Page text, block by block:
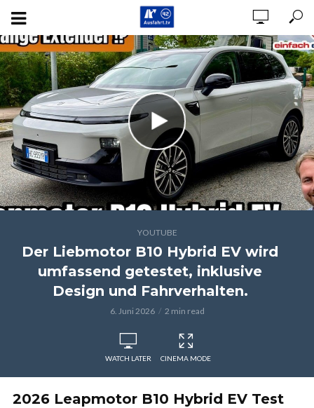
YOUTUBE
Der Liebmotor B10 Hybrid EV wird
umfassend getestet, inklusive
Design und Fahrverhalten.
6. Juni 2026 2 min read
WATCH LATER CINEMA MODE
2026 Leapmotor B10 Hybrid EV Test